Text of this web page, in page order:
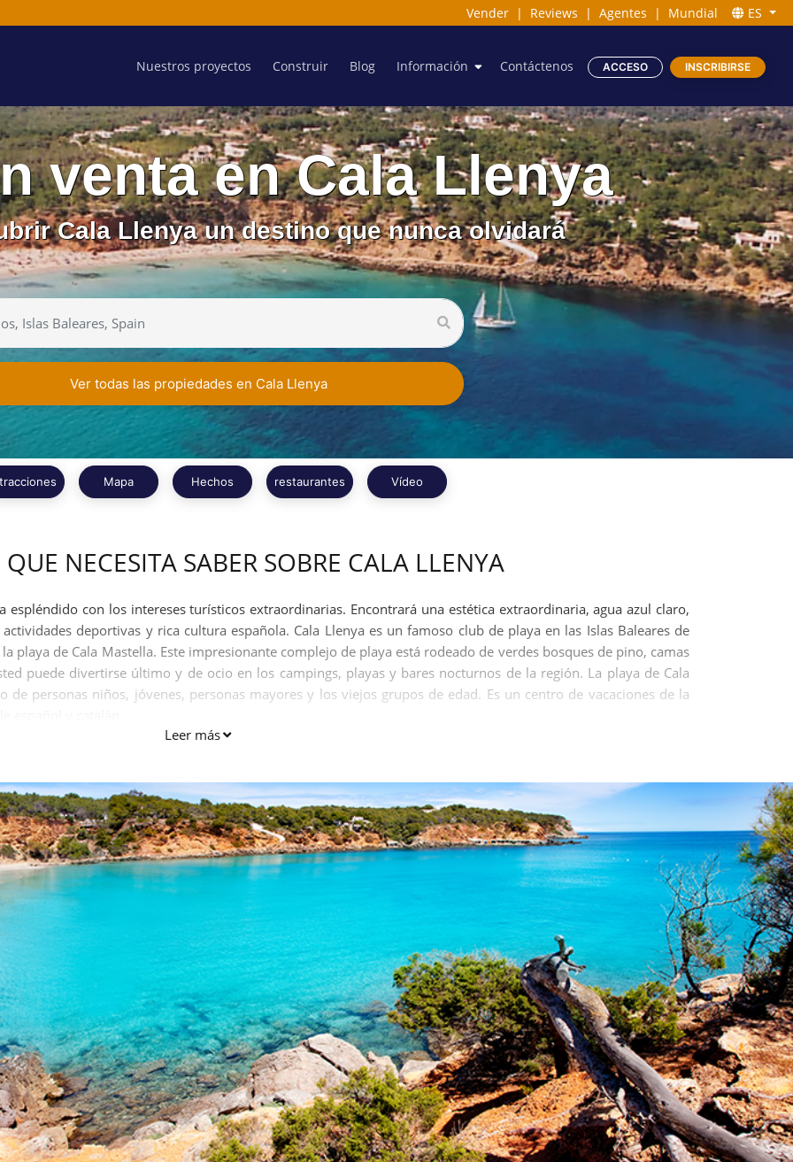
Vender | Reviews | Agentes | Mundial ES
Nuestros proyectos Construir Blog Información Contáctenos ACCESO INSCRIBIRSE
venta en Cala Llenya
Cala Llenya un destino que nunca olvidará
Ver todas las propiedades en Cala Llenya
Mapa Hechos restaurantes Vídeo
NECESITA SABER SOBRE CALA LLENYA
espléndido con los intereses turísticos extraordinarias. Encontrará una estética extraordinaria, agua azul claro,
deportivas y rica cultura española. Cala Llenya es un famoso club de playa en las Islas Baleares de
playa de Cala Mastella. Este impresionante complejo de playa está rodeado de verdes bosques de pino, camas
puede divertirse último y de ocio en los campings, playas y bares nocturnos de la región. La playa de Cala
personas niños, jóvenes, personas mayores y los viejos grupos de edad. Es un centro de vacaciones de la
Leer más